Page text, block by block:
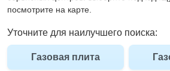
посмотрите на карте.
Уточните для наилучшего поиска:
Газовая плита